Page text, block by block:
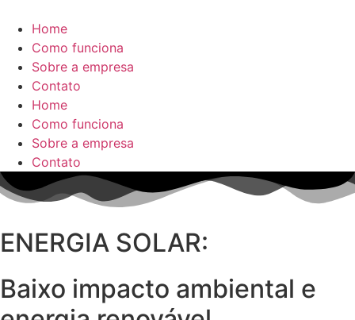
Home
Como funciona
Sobre a empresa
Contato
Home
Como funciona
Sobre a empresa
Contato
ENERGIA SOLAR:
Baixo impacto ambiental e